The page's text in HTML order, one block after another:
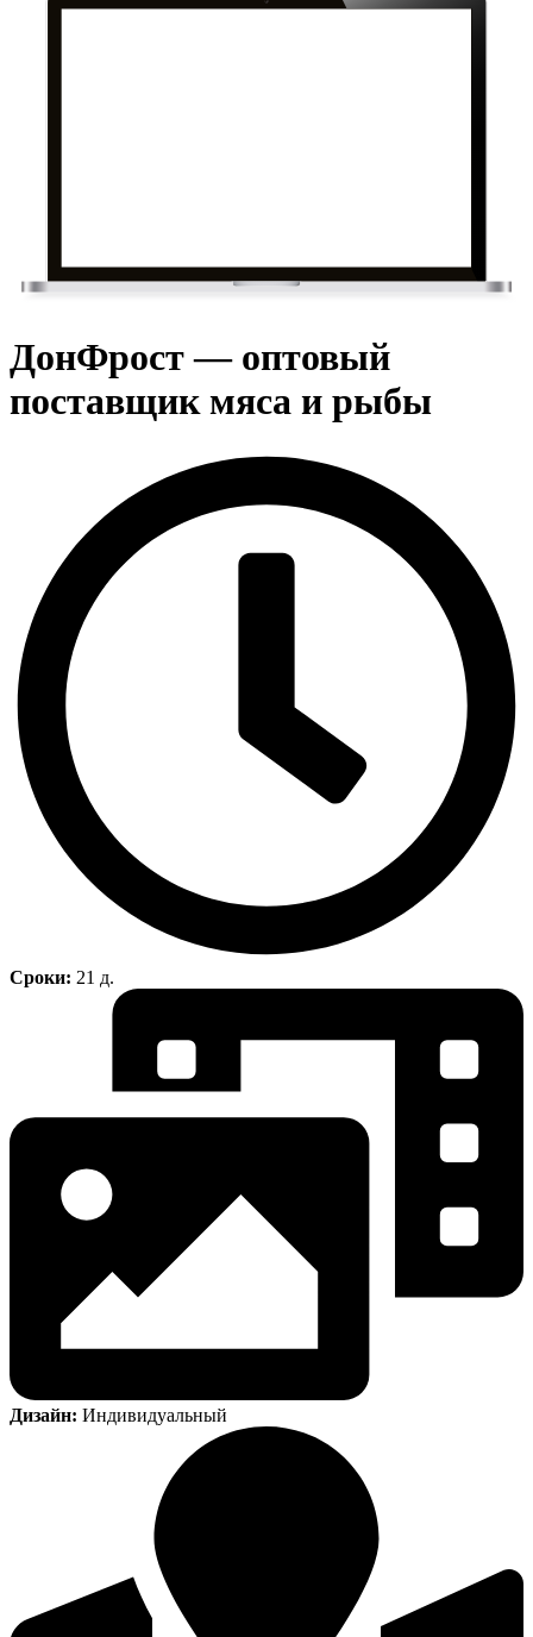
ДонФрост — оптовый
поставщик мяса и рыбы
Сроки: 21 д.
Дизайн: Индивидуальный